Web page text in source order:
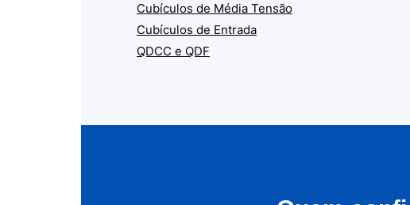
Cubículos de Média Tensão
Cubículos de Entrada
QDCC e QDF